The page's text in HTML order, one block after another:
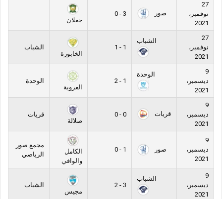
27
نوفمبر،
2021
صور
3 - 0
جعلان
27
نوفمبر،
2021
الشباب
1 - 1
الخابورة
الشباب
9
ديسمبر،
2021
الوحدة
1 - 2
العروبة
الوحدة
9
ديسمبر،
2021
قريات
0 - 0
صلالة
قريات
9
ديسمبر،
2021
صور 1 - 0
الكامل
والوافي
مجمع صور
الرياضي
9
ديسمبر،
2021
الشباب
3 - 2
مجيس
الشباب